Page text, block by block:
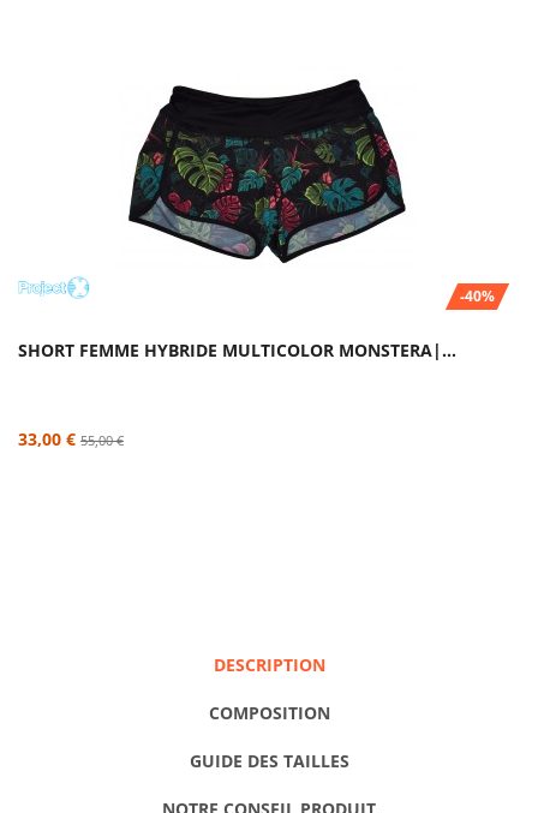
-40%
SHORT FEMME HYBRIDE MULTICOLOR MONSTERA|...
33,00 € 55,00 €
DESCRIPTION
COMPOSITION
GUIDE DES TAILLES